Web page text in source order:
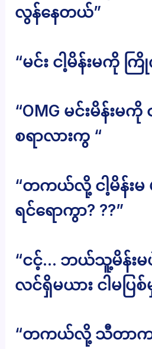
လွန်နေတယ်”
“မင်း ငါ့မိန်းမကို က
“OMG မင်းမိန်းမ
စရာလားကွ “
“တကယ်လို့ ငါ့မိန်း
ရင်ရောကွာ? ??”
“ငင့်… ဘယ်သူ့မိန်းမပဲ
လင်ရှိမယား ငါမပြ
“တကယ်လို့ သီတာက